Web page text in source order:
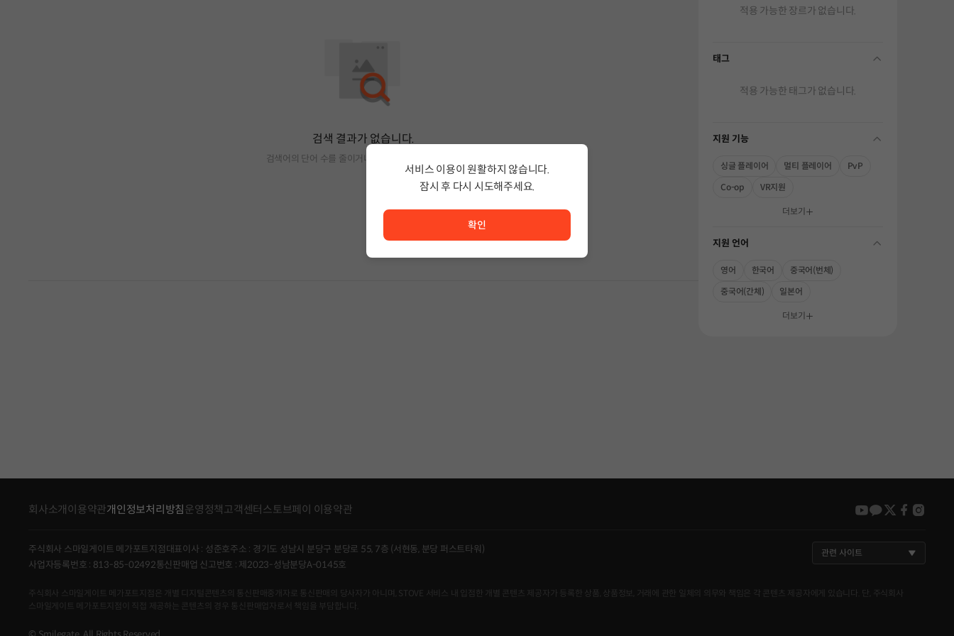
검색 결과가 없습니다.
검색어의 단어 수를 줄이거나 필터조건을 변경하세요.
적용 가능한 장르가 없습니다.
태그 folding
적용 가능한 태그가 없습니다.
지원 기능 folding
싱글 플레이어 멀티 플레이어
PvP
Co-op
VR지원
더보기
지원 언어 folding
영어 한국어
중국어(번체)
중국어(간체)
일본어
더보기
회사소개이용약관개인정보처리방침 운영정책고객센터스토브페이 이용약관 youtube
kakao
twitter
주식회사 스마일게이트 메가포트지점대표이사 : 성준호주소 : 경기도 성남시 분당구 분당로 55, 7층 (서현동, 분당 퍼스트타워)
사업자등록번호 : 813-85-02492통신판매업 신고번호 : 제2023-성남분당A-0145호
관련 사이트
주식회사 스마일게이트 메가포트지점은 개별 디지털콘텐츠의 통신판매중개자로 통신판매의 당사자가 아니며, STOVE 서비스 내 입점한 개별 콘텐츠 제공자가 등록한 상품, 상품정보, 거래에 관한 일체의 의무와 책임은 각 콘텐츠 제공자에게 있습니다. 단, 주식회사
스마일게이트 메가포트지점이 직접 제공하는 콘텐츠의 경우 통신판매업자로서 책임을 부담합니다.
서비스 이용이 원활하지 않습니다.
잠시 후 다시 시도해주세요.
확인